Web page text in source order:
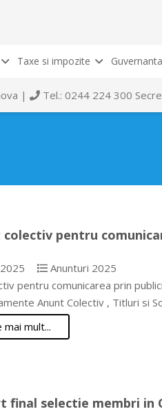
Taxe si impozite
| Tel.: 0244 224 300
pentru
Anunturi 2025
pentru comunicarea prin
Anunt Colectiv , Titluri si
mult...
final selectie membri in